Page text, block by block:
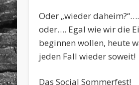
Oder „wieder
oder…. Egal wie wir die
beginnen wollen, heute
jeden Fall wieder soweit!
Das Social Sommerfest!